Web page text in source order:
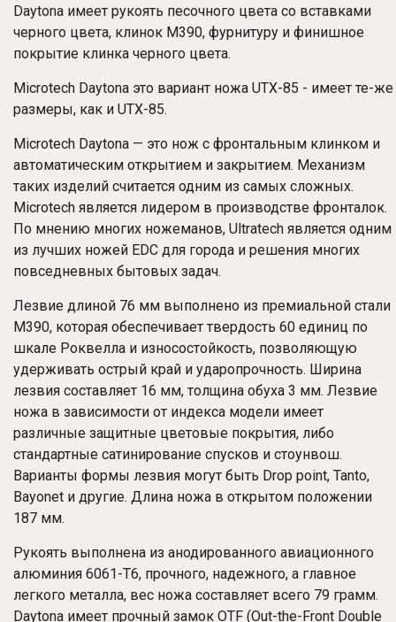
Daytona имеет рукоять песочного цвета со вставками
черного цвета, клинок M390, фурнитуру и финишное
покрытие клинка черного цвета.
Microtech Daytona это вариант ножа UTX-85 - имеет те-же
размеры, как и UTX-85.
Microtech Daytona — это нож с фронтальным клинком и
автоматическим открытием и закрытием. Механизм
таких изделий считается одним из самых сложных.
Microtech является лидером в производстве фронталок.
По мнению многих ножеманов, Ultratech является одним
из лучших ножей EDC для города и решения многих
повседневных бытовых задач.
Лезвие длиной 76 мм выполнено из премиальной стали
M390, которая обеспечивает твердость 60 единиц по
шкале Роквелла и износостойкость, позволяющую
удерживать острый край и ударопрочность. Ширина
лезвия составляет 16 мм, толщина обуха 3 мм. Лезвие
ножа в зависимости от индекса модели имеет
различные защитные цветовые покрытия, либо
стандартные сатинирование спусков и стоунвош.
Варианты формы лезвия могут быть Drop point, Tanto,
Bayonet и другие. Длина ножа в открытом положении
187 мм.
Рукоять выполнена из анодированного авиационного
алюминия 6061-T6, прочного, надежного, а главное
легкого металла, вес ножа составляет всего 79 грамм.
Daytona имеет прочный замок OTF (Out-the-Front Double